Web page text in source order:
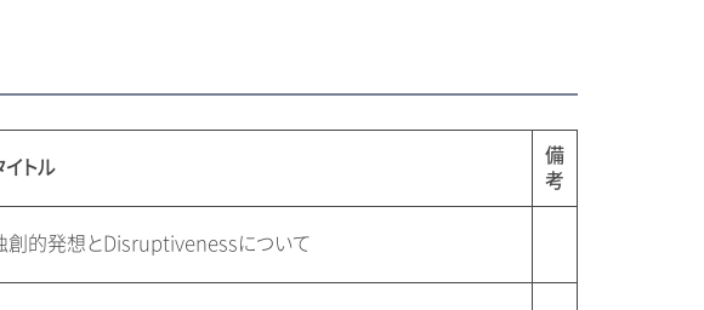
イトル
備
考
創的発想とDisruptivenessについて